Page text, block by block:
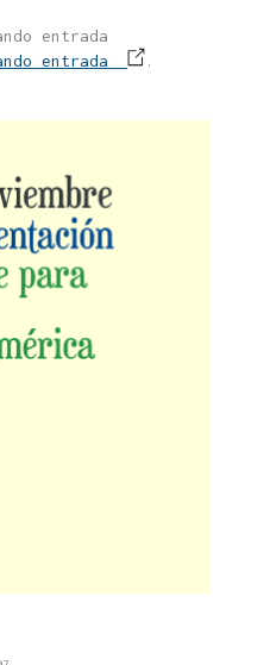
entrada
entrada .